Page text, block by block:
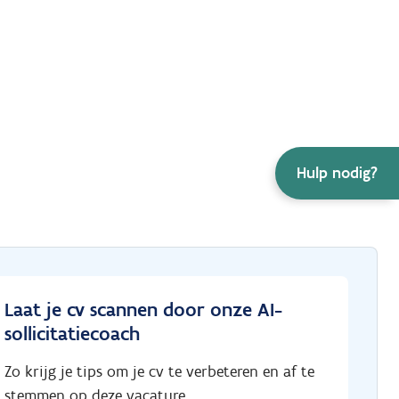
Hulp nodig?
Laat je cv scannen door onze AI-
sollicitatiecoach
Zo krijg je tips om je cv te verbeteren en af te